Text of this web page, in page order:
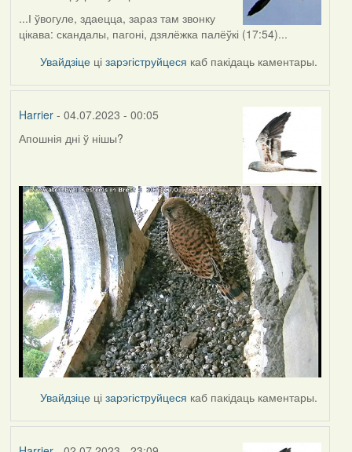
...І ўвогуле, здаецца, зараз там звонку
цікава: скандалы, пагоні, дзялёжка палёўкі (17:54)...
Увайдзіце цізарэгіструйцеся каб пакідаць каментары.
Harrier- 04.07.2023 - 00:05
Апошнія дні ў нішы?
Увайдзіце цізарэгіструйцеся каб пакідаць каментары.